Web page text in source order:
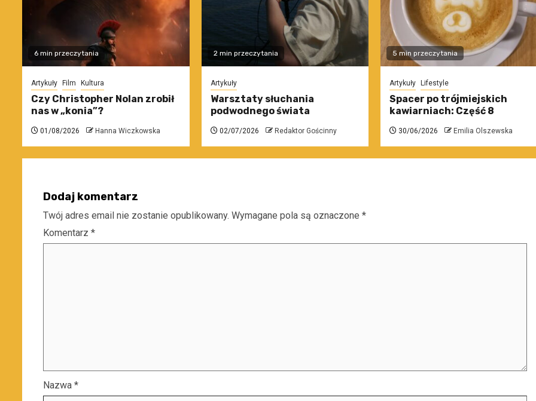
6 min przeczytania
Artykuły Film Kultura
Czy Christopher Nolan zrobił
nas w „konia”?
01/08/2026 Hanna Wiczkowska
2 min przeczytania
Artykuły
Warsztaty słuchania
podwodnego świata
02/07/2026 Redaktor Gościnny
5 min przeczytania
Artykuły Lifestyle
Spacer po trójmiejskich
kawiarniach: Część 8
30/06/2026 Emilia Olszewska
Dodaj komentarz
Twój adres email nie zostanie opublikowany. Wymagane pola są oznaczone *
Komentarz *
Nazwa *